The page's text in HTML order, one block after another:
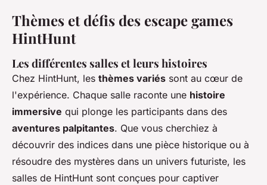
Thèmes et défis des escape games
HintHunt
Les différentes salles et leurs histoires
Chez HintHunt, les thèmes variés sont au cœur de
l'expérience. Chaque salle raconte une histoire
immersive qui plonge les participants dans des
aventures palpitantes. Que vous cherchiez à
découvrir des indices dans une pièce historique ou à
résoudre des mystères dans un univers futuriste, les
salles de HintHunt sont conçues pour captiver